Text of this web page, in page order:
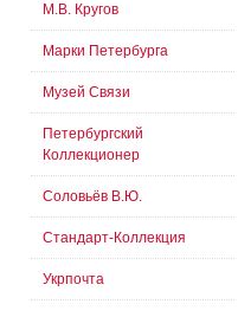
М.В. Кругов
Марки Петербурга
Музей Связи
Петербургский
Коллекционер
Соловьёв В.Ю.
Стандарт-Коллекция
Укрпочта